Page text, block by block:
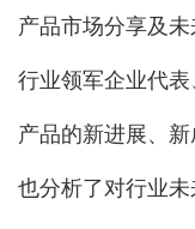
产品市场分享及
行业领军企业代
产品的新进展、
也分析了对行业未